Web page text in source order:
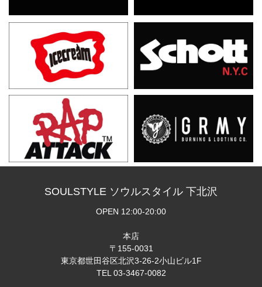
SOULSTYLE ソウルスタイル 下北沢
OPEN 12:00-20:00
本店
〒155-0031
東京都世田谷区北沢3-26-2小山ビル1F
TEL 03-3467-0082